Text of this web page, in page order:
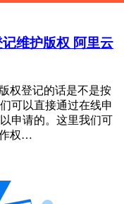
维护版权 阿里云
权登记的话是不是按
可以直接通过在线申
申请的。这里我们可
作权…